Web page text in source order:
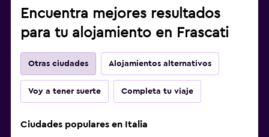
Encuentra mejores resultados
para tu alojamiento en Frascati
Otras ciudades Alojamientos alternativos
Voy a tener suerte Completa tu viaje
Ciudades populares en Italia